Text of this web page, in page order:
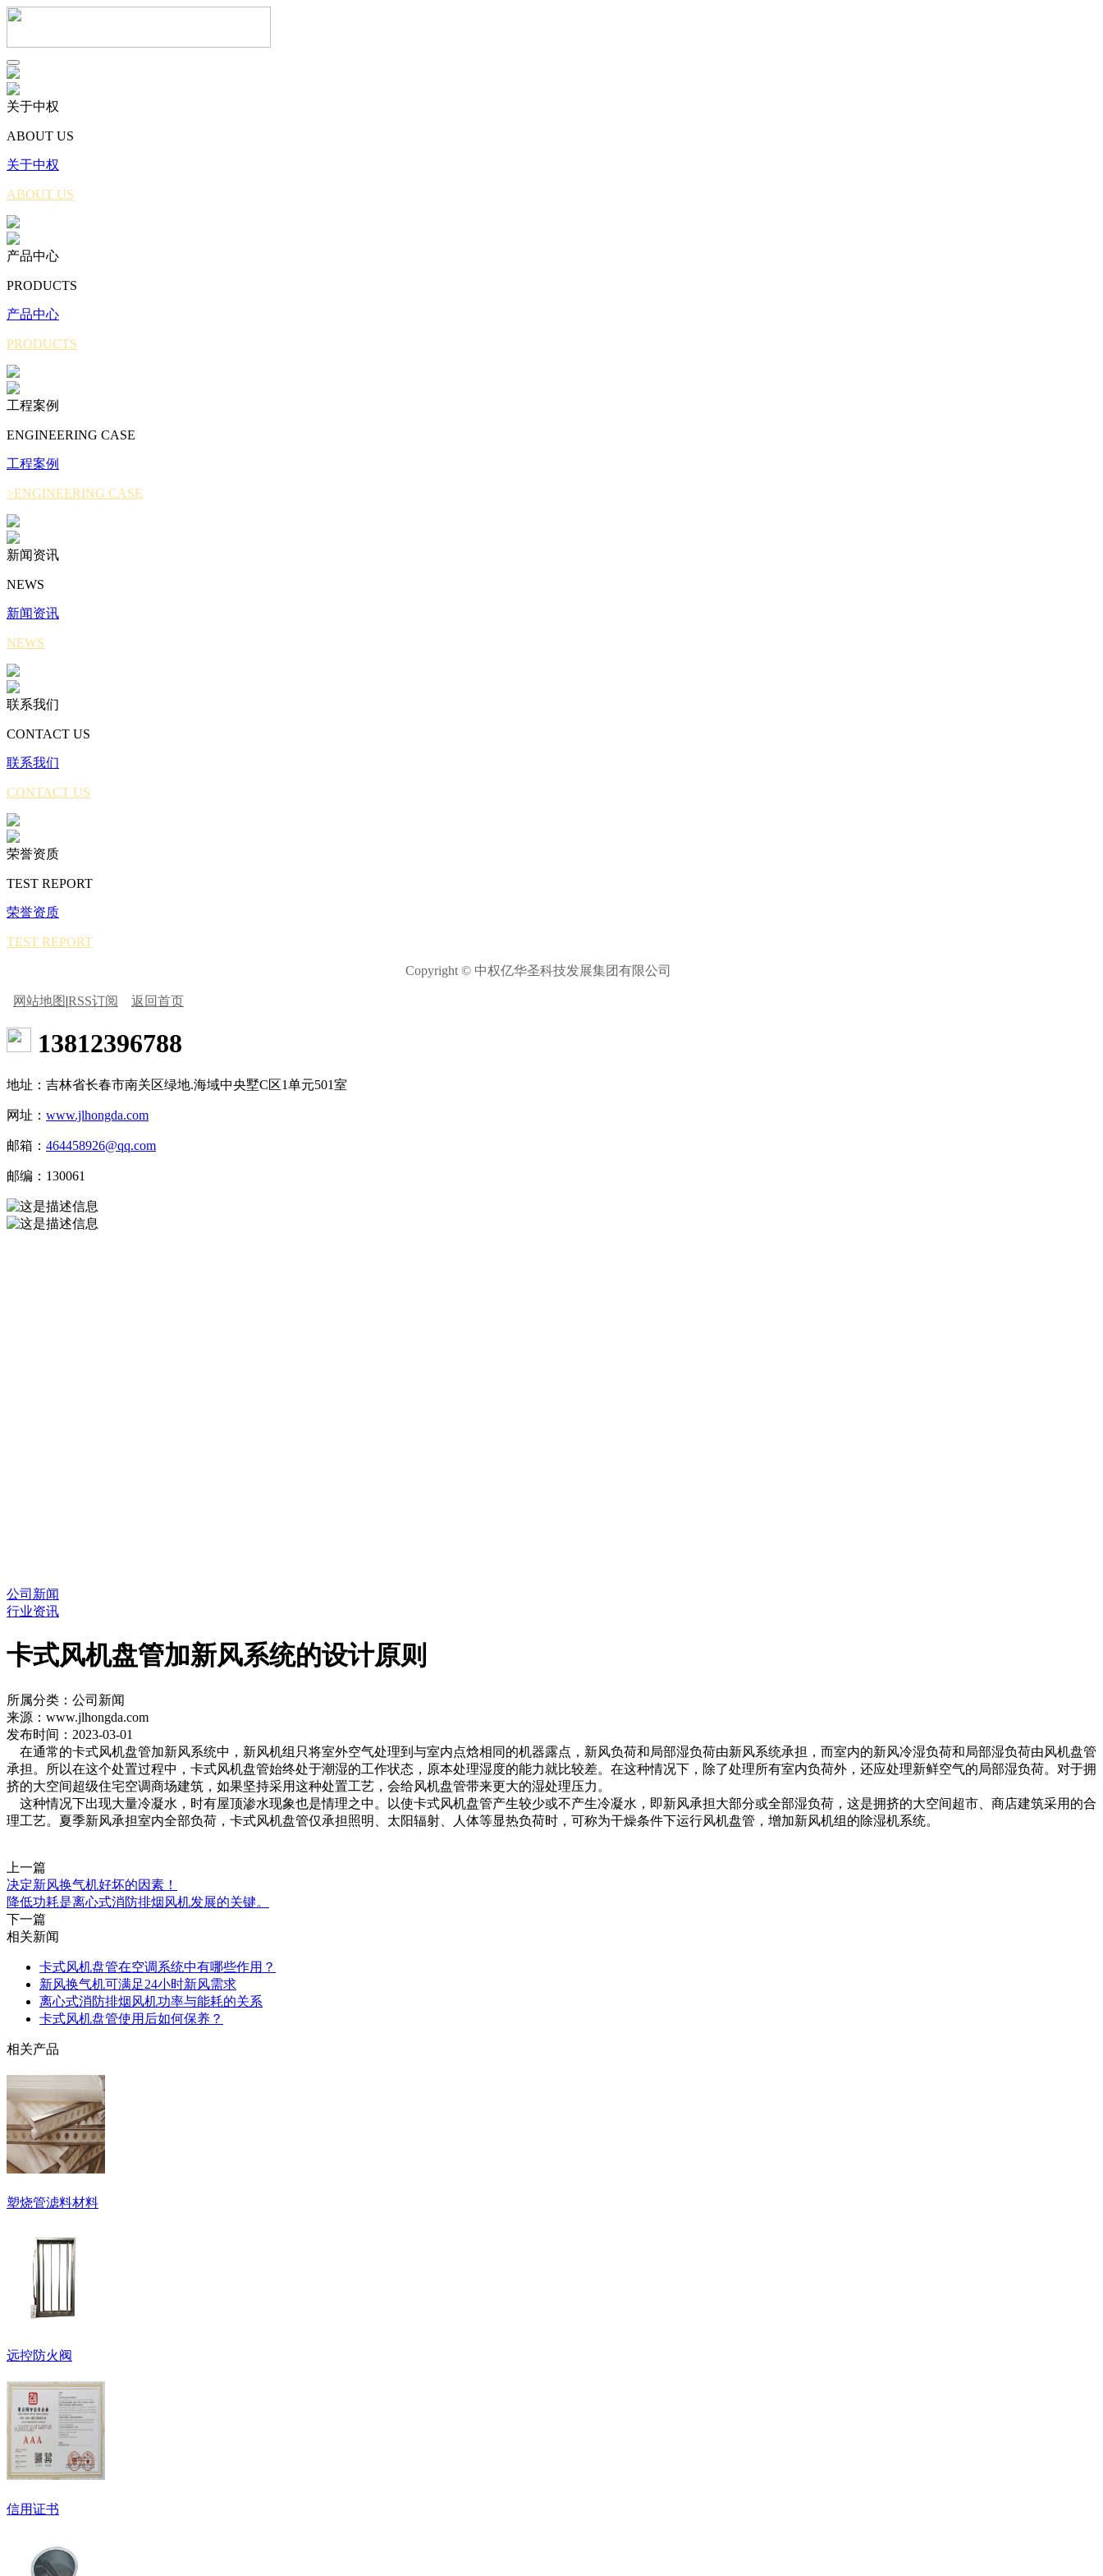
关于中权
ABOUT US
关于中权
ABOUT US
产品中心
PRODUCTS
产品中心
PRODUCTS
工程案例
ENGINEERING CASE
工程案例
>ENGINEERING CASE
新闻资讯
NEWS
新闻资讯
NEWS
联系我们
CONTACT US
联系我们
CONTACT US
荣誉资质
TEST REPORT
荣誉资质
TEST REPORT
Copyright © 中权亿华圣科技发展集团有限公司
网站地图 |RSS订阅 返回首页
13812396788
地址：吉林省长春市南关区绿地.海域中央墅C区1单元501室
网址： www.jlhongda.com
邮箱： 464458926@qq.com
邮编：130061
公司新闻
行业资讯
卡式风机盘管加新风系统的设计原则
所属分类：公司新闻
来源：www.jlhongda.com
发布时间：2023-03-01
在通常的卡式风机盘管加新风系统中，新风机组只将室外空气处理到与室内点焓相同的机器露点，新风负荷和局部湿负荷由新风系统承担，而室内的新风冷湿负荷和局部湿负荷由风机盘管
承担。所以在这个处置过程中，卡式风机盘管始终处于潮湿的工作状态，原本处理湿度的能力就比较差。在这种情况下，除了处理所有室内负荷外，还应处理新鲜空气的局部湿负荷。对于拥
挤的大空间超级住宅空调商场建筑，如果坚持采用这种处置工艺，会给风机盘管带来更大的湿处理压力。
这种情况下出现大量冷凝水，时有屋顶渗水现象也是情理之中。以使卡式风机盘管产生较少或不产生冷凝水，即新风承担大部分或全部湿负荷，这是拥挤的大空间超市、商店建筑采用的合
理工艺。夏季新风承担室内全部负荷，卡式风机盘管仅承担照明、太阳辐射、人体等显热负荷时，可称为干燥条件下运行风机盘管，增加新风机组的除湿机系统。
上一篇
决定新风换气机好坏的因素！
降低功耗是离心式消防排烟风机发展的关键。
下一篇
相关新闻
卡式风机盘管在空调系统中有哪些作用？
新风换气机可满足24小时新风需求
离心式消防排烟风机功率与能耗的关系
卡式风机盘管使用后如何保养？
相关产品
塑烧管滤料材料
远控防火阀
信用证书